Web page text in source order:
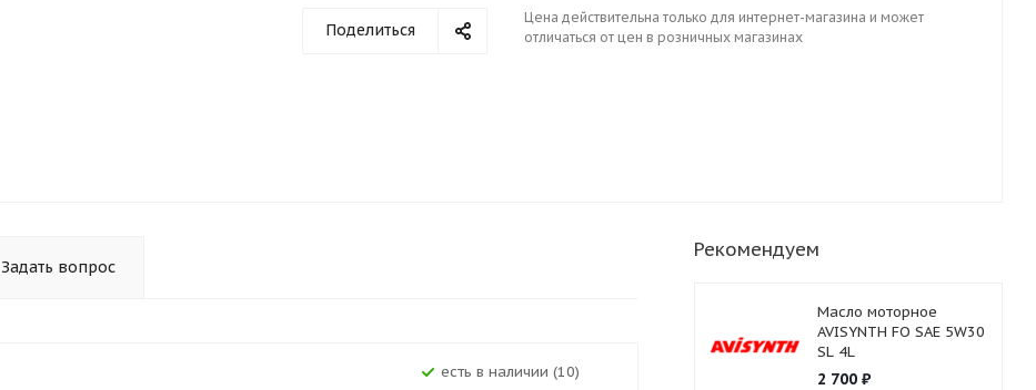
Поделиться
Цена действительна только для интернет-магазина и может
отличаться от цен в розничных магазинах
Задать вопрос
Есть в наличии (10)
Рекомендуем
Масло моторное
AVISYNTH FO SAE 5W30
SL 4L
2 700₽